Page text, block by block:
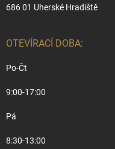
686 01 Uherské Hradiště
OTEVÍRACÍ DOBA:
Po-Čt
9:00-17:00
Pá
8:30-13:00